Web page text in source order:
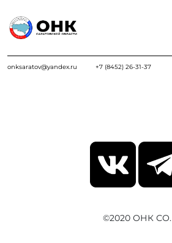
onksaratov@yandex.ru +7 (8452) 26-31-37
©2020 ОНК СО.